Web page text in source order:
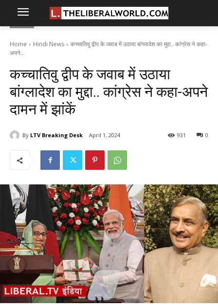
Home Hindi News
कच्चातिवु द्वीप के जवाब में उठाया बांग्लादेश का मुद्दा.. कांग्रेस ने कहा-
अपने...
कच्चातिवु द्वीप के जवाब में उठाया
बांग्लादेश का मुद्दा.. कांग्रेस ने कहा-अपने
दामन में झांकें
By LTV Breaking Desk April 1, 2024 0
931